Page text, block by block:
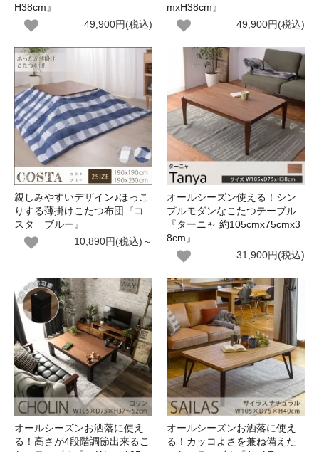
H38cm』
49,900円(税込)
mxH38cm』
49,900円(税込)
親しみやすいデザイン♪ほっこ
りする薄掛けこたつ布団『コ
スタ ブルー』
10,890円(税込)～
オールシーズン使える！シン
プルモダンなこたつテーブル
『ターニャ 約105cmx75cmx3
8cm』
31,900円(税込)
オールシーズンお洒落に使え
る！高さが4段階調節出来るこ
オールシーズンお洒落に使え
る！カッコよさを兼ね備えた